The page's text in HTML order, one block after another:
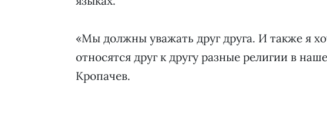
«Мы должны уважать друг друга. И также я
относятся друг к другу разные религии в
Кропачев.